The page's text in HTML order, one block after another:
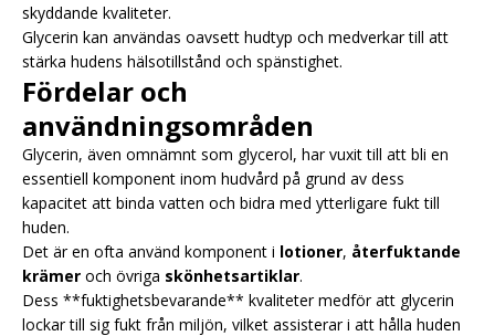
skyddande kvaliteter.
Glycerin kan användas oavsett hudtyp och medverkar till att
stärka hudens hälsotillstånd och spänstighet.
Fördelar och
användningsområden
Glycerin, även omnämnt som glycerol, har vuxit till att bli en
essentiell komponent inom hudvård på grund av dess
kapacitet att binda vatten och bidra med ytterligare fukt till
huden.
Det är en ofta använd komponent i lotioner, återfuktande
krämer och övriga skönhetsartiklar.
Dess **fuktighetsbevarande** kvaliteter medför att glycerin
lockar till sig fukt från miljön, vilket assisterar i att hålla huden